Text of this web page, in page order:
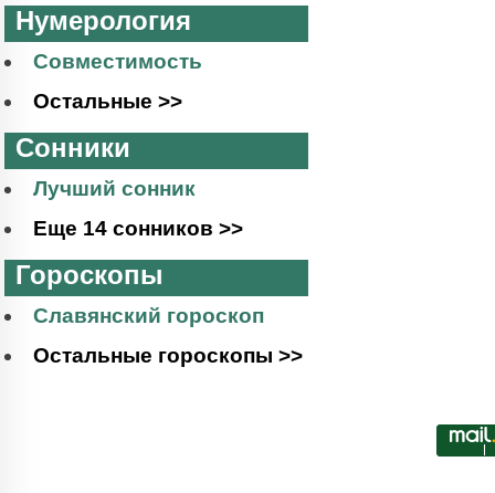
Нумерология
Совместимость
Остальные >>
Сонники
Лучший сонник
Еще 14 сонников >>
Гороскопы
Славянский гороскоп
Остальные гороскопы >>